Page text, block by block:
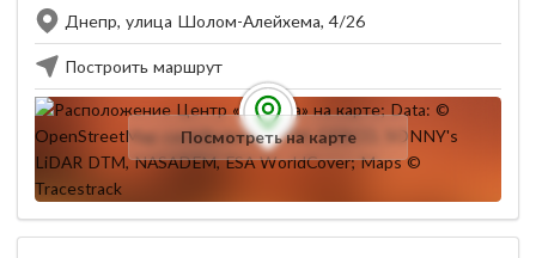
Днепр, улица Шолом-Алейхема, 4/26
Построить маршрут
Посмотреть на карте